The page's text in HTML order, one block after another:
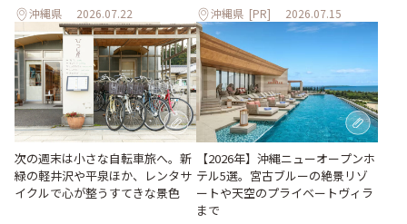
沖縄県 2026.07.22 沖縄県 [PR] 2026.07.15
次の週末は小さな自転車旅へ。新
緑の軽井沢や平泉ほか、レンタサ
イクルで心が整うすてきな景色
【2026年】沖縄ニューオープンホ
テル5選。宮古ブルーの絶景リゾ
ートや天空のプライベートヴィラ
まで